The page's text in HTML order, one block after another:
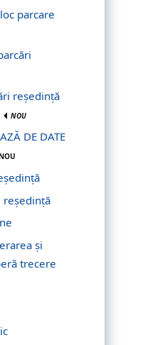
parcare
reședință
NOU
DE DATE
NOU
reședință
și
trecere